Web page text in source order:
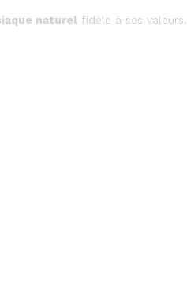
naturel fidèle à ses valeurs.